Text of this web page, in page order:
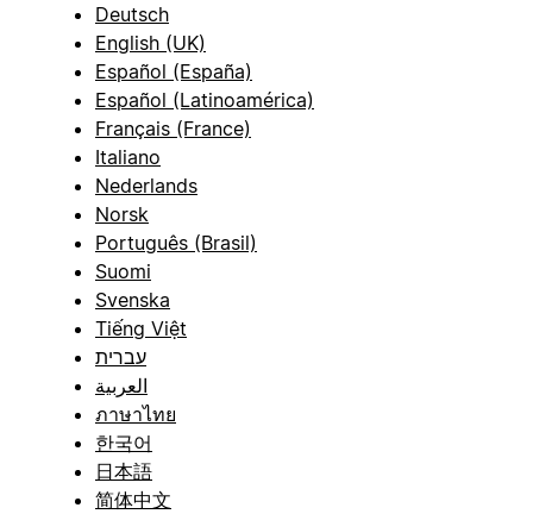
Deutsch
English (UK)
Español (España)
Español (Latinoamérica)
Français (France)
Italiano
Nederlands
Norsk
Português (Brasil)
Suomi
Svenska
Tiếng Việt
עברית
العربية
ภาษาไทย
한국어
日本語
简体中文